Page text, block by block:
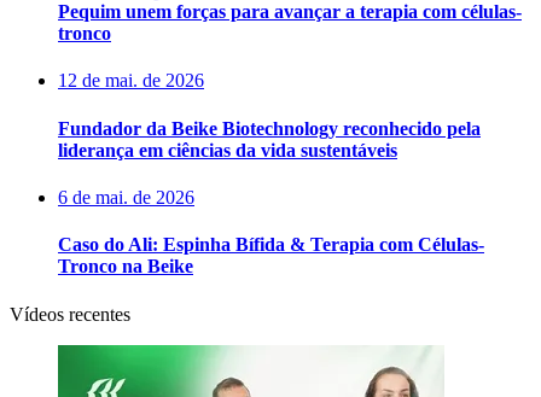
Pequim unem forças para avançar a terapia com células-
tronco
12 de mai. de 2026
Fundador da Beike Biotechnology reconhecido pela
liderança em ciências da vida sustentáveis
6 de mai. de 2026
Caso do Ali: Espinha Bífida & Terapia com Células-
Tronco na Beike
Vídeos recentes